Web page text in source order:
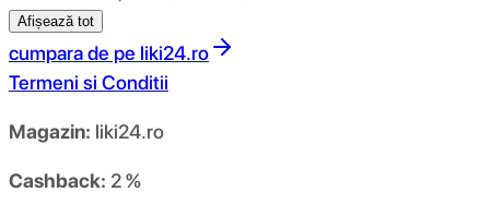
Afișează tot
cumpara de pe liki24.ro
Termeni si Conditii
Magazin: liki24.ro
Cashback: 2 %